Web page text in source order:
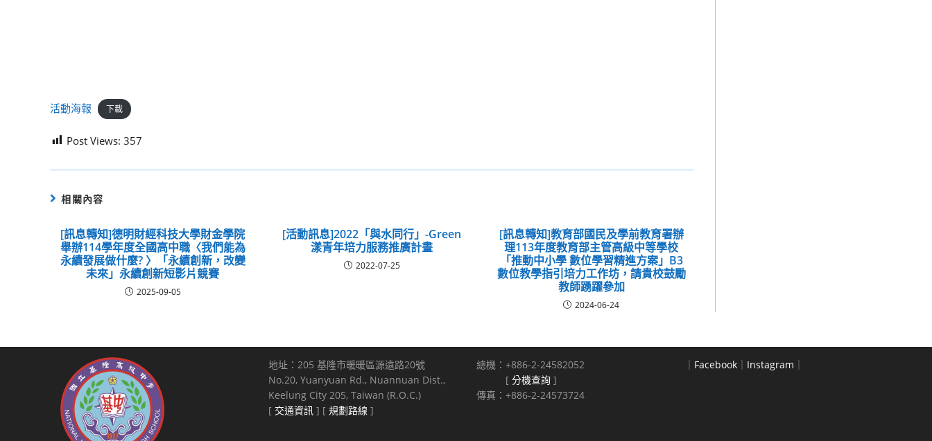
活動海報 下載
Post Views: 357
相關內容
[訊息轉知]德明財經科技大學財金學院
舉辦114學年度全國高中職〈我們能為
永續發展做什麼? 〉「永續創新，改變
未來」永續創新短影片競賽
2025-09-05
[活動訊息]2022「與水同行」-Green
漾青年培力服務推廣計畫
2022-07-25
[訊息轉知]教育部國民及學前教育署辦
理113年度教育部主管高級中等學校
「推動中小學 數位學習精進方案」B3
數位教學指引培力工作坊，請貴校鼓勵
教師踴躍參加
2024-06-24
地址：205 基隆市暖暖區源遠路20號
No.20, Yuanyuan Rd., Nuannuan Dist.,
Keelung City 205, Taiwan (R.O.C.)
[ 交通資訊 ] [ 規劃路線 ]
總機：+886-2-24582052
[ 分機查詢 ]
傳真：+886-2-24573724
｜ Facebook ｜ Instagram ｜